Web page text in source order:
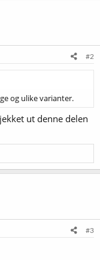
#2
og ulike varianter.
ut denne delen
#3